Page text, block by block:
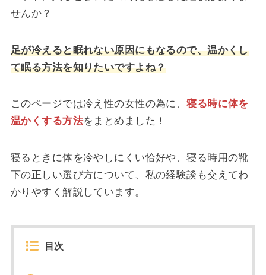
せんか？
足が冷えると眠れない原因にもなるので、温かくし
て眠る方法を知りたいですよね？
このページでは冷え性の女性の為に、寝る時に体を
温かくする方法をまとめました！
寝るときに体を冷やしにくい恰好や、寝る時用の靴
下の正しい選び方について、私の経験談も交えてわ
かりやすく解説しています。
目次